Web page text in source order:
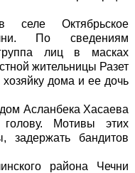
селе Октябрьское
По сведениям
лиц в масках
жительницы Разет
дома и ее дочь
Асланбека Хасаева
Мотивы этих
задержать бандитов
района Чечни